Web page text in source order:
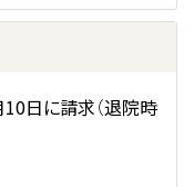
日に請求（退院時